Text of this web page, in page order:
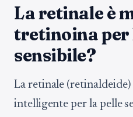
La retinale è
tretinoina per
sensibile?
La retinale (retinaldeide)
intelligente per la pelle